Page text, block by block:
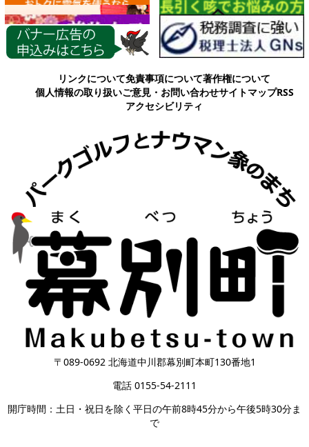
各種情報
リンクについて免責事項について著作権について
個人情報の取り扱いご意見・お問い合わせサイトマップRSS
アクセシビリティ
〒089-0692 北海道中川郡幕別町本町130番地1
電話 0155-54-2111
開庁時間：土日・祝日を除く平日の午前8時45分から午後5時30分ま
で